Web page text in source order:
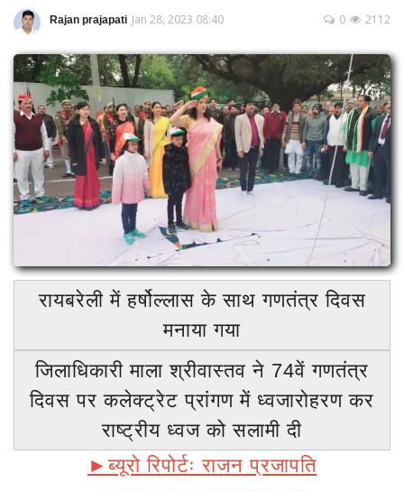
रायबरेली (उत्तर प्रदेश)
लखनऊ
मुंबई
बड़ी खबर
अपराध
शिक्षा
Login
Rajan prajapati Jan 28, 2023 08:40 2112
0
रायबरेली में हर्षोल्लास के साथ गणतंत्र दिवस
मनाया गया
जिलाधिकारी माला श्रीवास्तव ने 74वें गणतंत्र
दिवस पर कलेक्ट्रेट प्रांगण में ध्वजारोहरण कर
राष्ट्रीय ध्वज को सलामी दी
►ब्यूरो रिपोर्टः राजन प्रजापति